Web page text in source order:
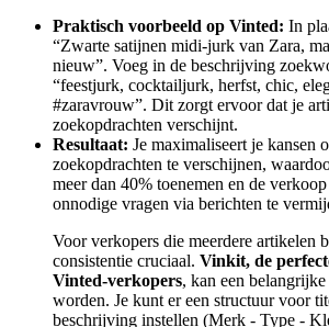
Praktisch voorbeeld op Vinted: In
“Zwarte satijnen midi-jurk van Zara,
nieuw”. Voeg in de beschrijving
“feestjurk, cocktailjurk, herfst, chic,
#zaravrouw”. Dit zorgt ervoor dat je
zoekopdrachten verschijnt.
Resultaat: Je maximaliseert je kansen
zoekopdrachten te verschijnen,
meer dan 40% toenemen en de
onnodige vragen via berichten te
Voor verkopers die meerdere artikelen
consistentie cruciaal. Vinkit, de
Vinted-verkopers, kan een
worden. Je kunt er een structuur voor
beschrijving instellen (Merk - Type -